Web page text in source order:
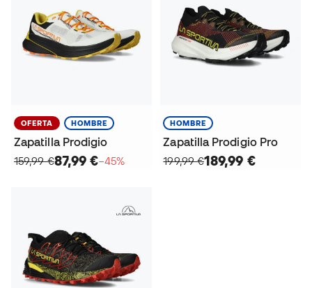
OFERTA HOMBRE
Zapatilla Prodigio
159,99 €87,99 €−45%
HOMBRE
Zapatilla Prodigio Pro
199,99 €189,99 €